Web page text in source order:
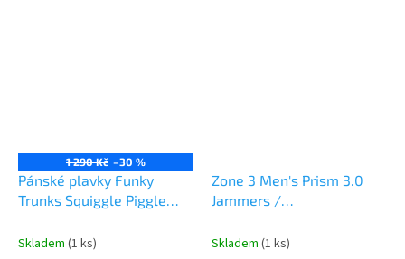
1 290 Kč –30 %
Pánské plavky Funky
Trunks Squiggle Piggle
Skladem (1 ks)
Zone 3 Men's Prism 3.0
Jammers /
Skladem (1 ks)